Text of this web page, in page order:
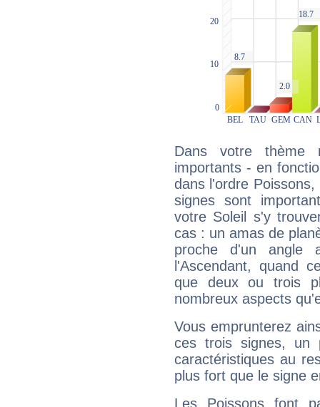
Dans votre thème
importants - en
dans l'ordre
signes sont
votre Soleil s'y
cas : un amas de
proche d'un
l'Ascendant, quand
que deux ou trois
nombreux aspects
Vous emprunterez
ces trois signes, un
caractéristiques au
plus fort que le signe
Les Poissons font